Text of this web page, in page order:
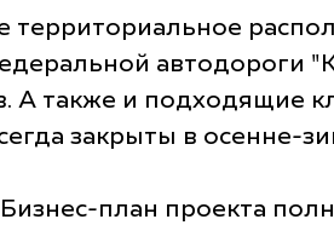
автодороги
также и подходящие
закрыты в осенне-
план проекта